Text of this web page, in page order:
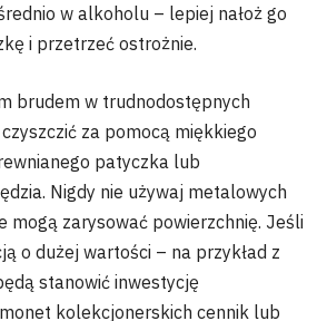
w alkoholu – lepiej nałoż go
i przetrzeć ostrożnie.
brudem w trudnodostępnych
za pomocą miękkiego
patyczka lub
Nigdy nie używaj metalowych
mogą zarysować powierzchnię. Jeśli
o dużej wartości – na przykład z
stanowić inwestycję
kolekcjonerskich cennik lub